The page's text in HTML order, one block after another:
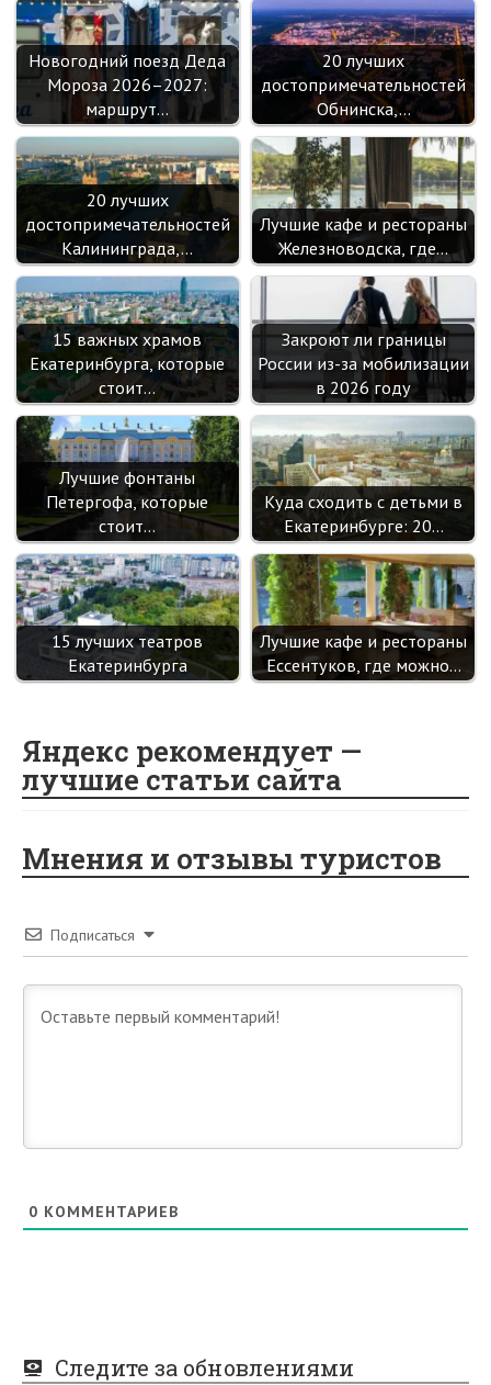
Новогодний поезд Деда
Мороза 2026–2027:
маршрут…
20 лучших
достопримечательностей
Обнинска,…
20 лучших
достопримечательностей
Калининграда,…
Лучшие кафе и рестораны
Железноводска, где…
15 важных храмов
Екатеринбурга, которые
стоит…
Закроют ли границы
России из-за мобилизации
в 2026 году
Лучшие фонтаны
Петергофа, которые
стоит…
Куда сходить с детьми в
Екатеринбурге: 20…
15 лучших театров
Екатеринбурга
Лучшие кафе и рестораны
Ессентуков, где можно…
Яндекс рекомендует —
лучшие статьи сайта
Мнения и отзывы туристов
Подписаться
0 КОММЕНТАРИЕВ
Следите за обновлениями